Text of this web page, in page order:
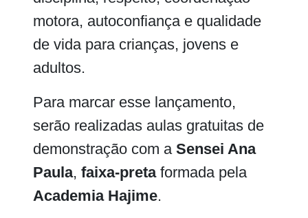
motora, autoconfiança e qualidade
de vida para crianças, jovens e
adultos.
Para marcar esse lançamento,
serão realizadas aulas gratuitas de
demonstração com a Sensei Ana
Paula, faixa-pretaformada pela
Academia Hajime.